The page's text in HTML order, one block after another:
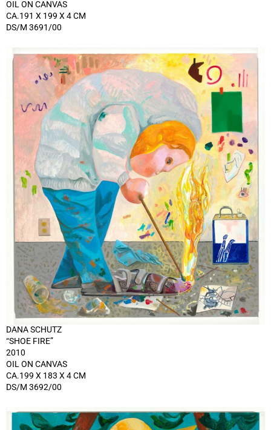
OIL ON CANVAS
CA.191 X 199 X 4 CM
DS/M 3691/00
DANA SCHUTZ
“SHOE FIRE”
2010
OIL ON CANVAS
CA.199 X 183 X 4 CM
DS/M 3692/00